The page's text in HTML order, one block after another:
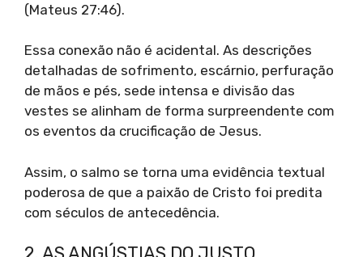
(Mateus 27:46).
Essa conexão não é acidental. As descrições
detalhadas de sofrimento, escárnio, perfuração
de mãos e pés, sede intensa e divisão das
vestes se alinham de forma surpreendente com
os eventos da crucificação de Jesus.
Assim, o salmo se torna uma evidência textual
poderosa de que a paixão de Cristo foi predita
com séculos de antecedência.